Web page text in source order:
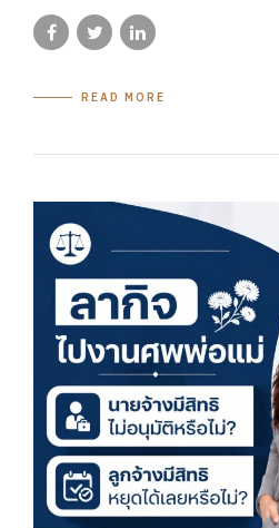
READ MORE